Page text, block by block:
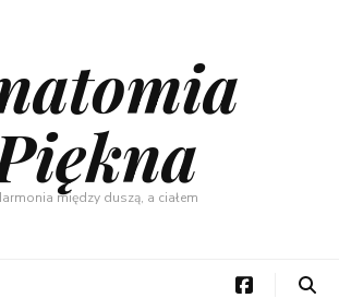
między duszą, a ciałem